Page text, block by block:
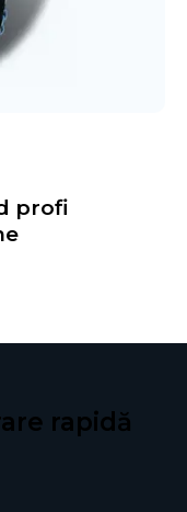
profi
rapidă